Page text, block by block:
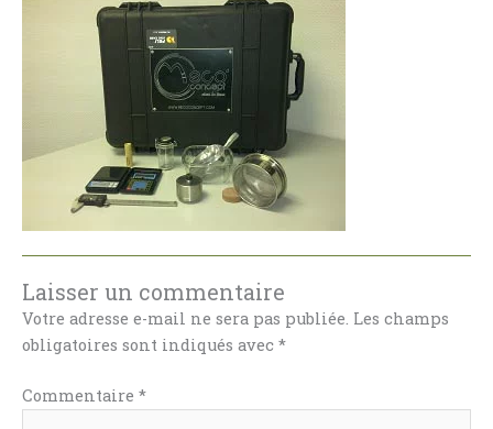
Laisser un commentaire
Votre adresse e-mail ne sera pas publiée. Les champs
obligatoires sont indiqués avec *
Commentaire *